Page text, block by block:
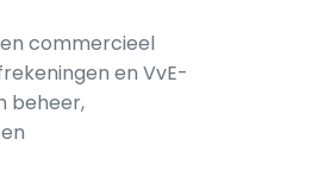
commercieel
en VvE-
beheer,